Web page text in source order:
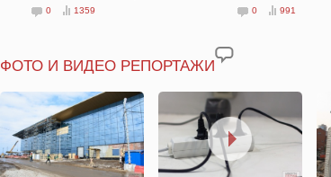
0 1359 0 991
ФОТО И ВИДЕО РЕПОРТАЖИ